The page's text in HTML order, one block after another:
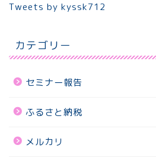
Tweets by kyssk712
カテゴリー
セミナー報告
ふるさと納税
メルカリ